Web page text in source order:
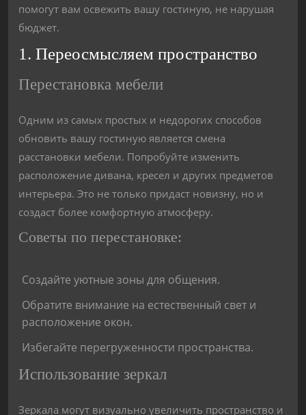
помогут вам освежить вашу гостиную, не нарушая
бюджет.
1. Переосмысляем пространство
Перестановка мебели
Одним из самых простых и недорогих способов
обновить вашу гостиную является смена
расстановки мебели. Попробуйте изменить
расположение дивана, кресел и других предметов
интерьера. Это не только придаст новизну, но и
создаст более комфортную атмосферу.
Советы по перестановке:
Создайте уютные зоны для общения.
Обратите внимание на естественный свет и
расположение окон.
Избегайте перегруженности пространства.
Использование зеркал
Зеркала могут визуально увеличить пространство и